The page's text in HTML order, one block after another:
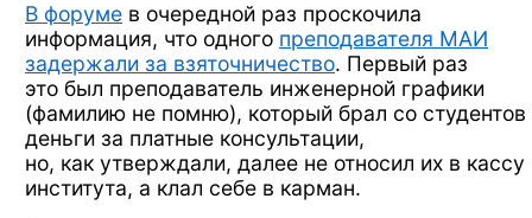
В форуме в очередной раз проскочила
информация, что одного преподавателя МАИ
задержали за взяточничество. Первый раз
это был преподаватель инженерной графики
(фамилию не помню), который брал со студентов
деньги за платные консультации,
но, как утверждали, далее не относил их в кассу
института, а клал себе в карман.